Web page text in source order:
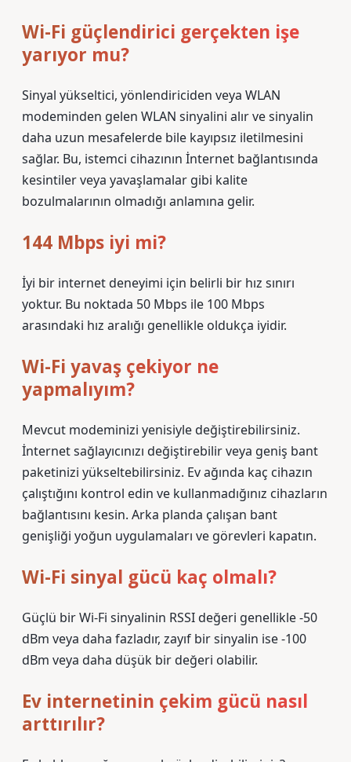
Wi-Fi güçlendirici gerçekten işe
yarıyor mu?
Sinyal yükseltici, yönlendiriciden veya WLAN
modeminden gelen WLAN sinyalini alır ve sinyalin
daha uzun mesafelerde bile kayıpsız iletilmesini
sağlar. Bu, istemci cihazının İnternet bağlantısında
kesintiler veya yavaşlamalar gibi kalite
bozulmalarının olmadığı anlamına gelir.
144 Mbps iyi mi?
İyi bir internet deneyimi için belirli bir hız sınırı
yoktur. Bu noktada 50 Mbps ile 100 Mbps
arasındaki hız aralığı genellikle oldukça iyidir.
Wi-Fi yavaş çekiyor ne
yapmalıyım?
Mevcut modeminizi yenisiyle değiştirebilirsiniz.
İnternet sağlayıcınızı değiştirebilir veya geniş bant
paketinizi yükseltebilirsiniz. Ev ağında kaç cihazın
çalıştığını kontrol edin ve kullanmadığınız cihazların
bağlantısını kesin. Arka planda çalışan bant
genişliği yoğun uygulamaları ve görevleri kapatın.
Wi-Fi sinyal gücü kaç olmalı?
Güçlü bir Wi-Fi sinyalinin RSSI değeri genellikle -50
dBm veya daha fazladır, zayıf bir sinyalin ise -100
dBm veya daha düşük bir değeri olabilir.
Ev internetinin çekim gücü nasıl
arttırılır?